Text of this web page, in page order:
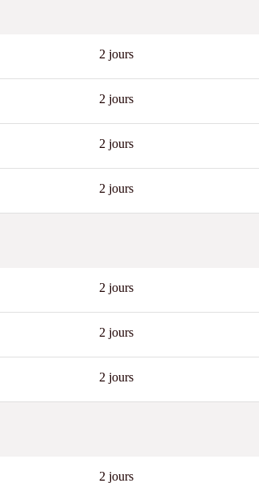
2 jours
2 jours
2 jours
2 jours
2 jours
2 jours
2 jours
2 jours